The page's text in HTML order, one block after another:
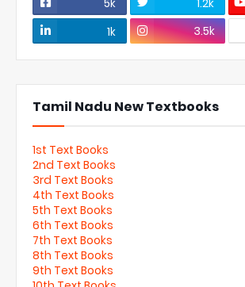
1k
3.5k
Tamil Nadu New Textbooks
1st Text Books
2nd Text Books
3rd Text Books
4th Text Books
5th Text Books
6th Text Books
7th Text Books
8th Text Books
9th Text Books